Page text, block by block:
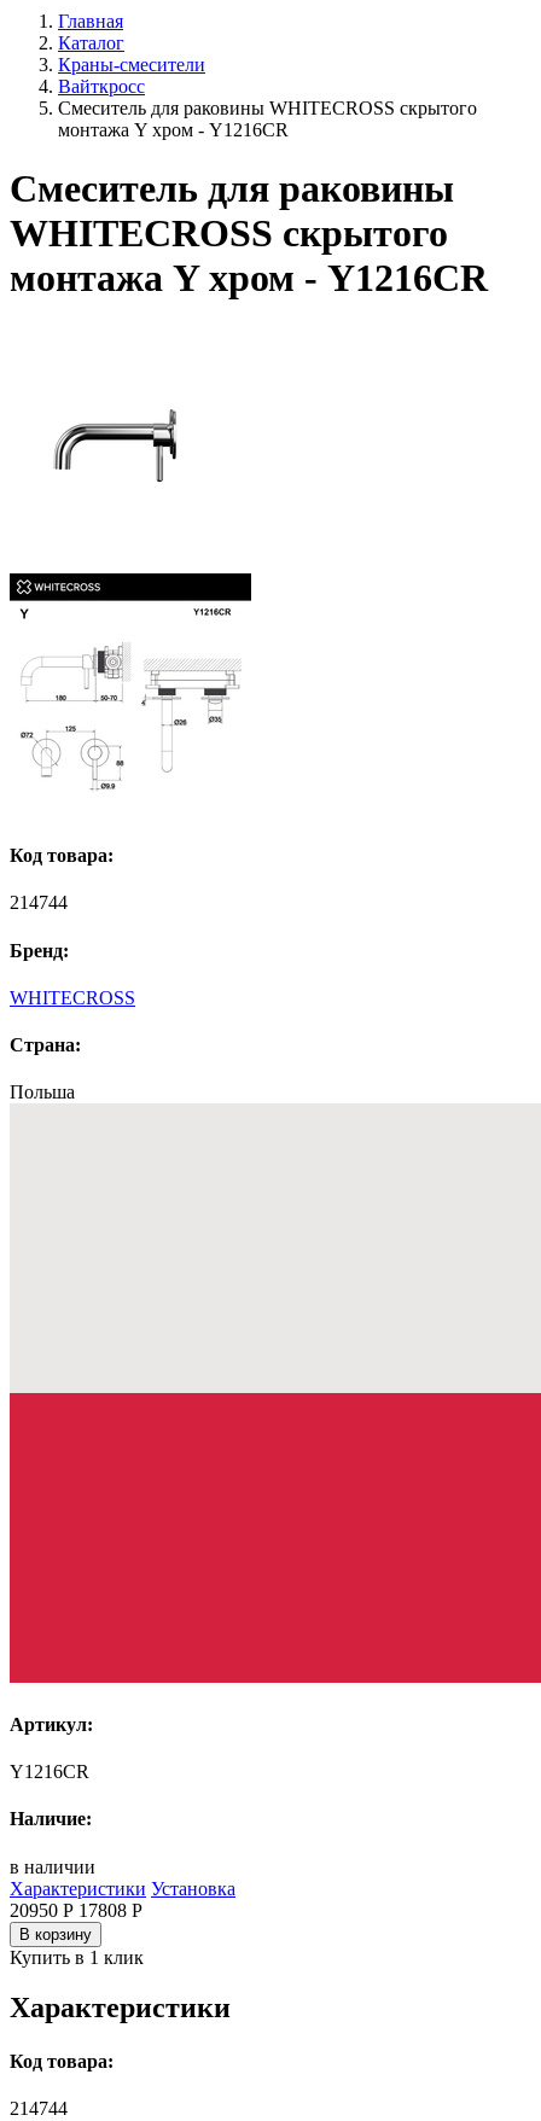
Главная
Каталог
Краны-смесители
Вайткросс
Смеситель для раковины WHITECROSS скрытого
монтажа Y хром - Y1216CR
Смеситель для раковины
WHITECROSS скрытого
монтажа Y хром - Y1216CR
Код товара:
214744
Бренд:
WHITECROSS
Страна:
Польша
Артикул:
Y1216CR
Наличие:
в наличии
Характеристики Установка
20950 Р 17808 Р
В корзину
Купить в 1 клик
Характеристики
Код товара:
214744